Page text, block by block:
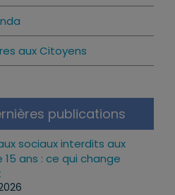
aux Citoyens
publications
sociaux interdits aux
15 ans : ce qui change